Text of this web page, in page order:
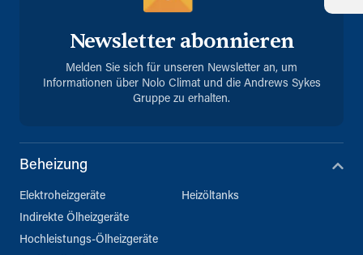
Newsletter abonnieren
Melden Sie sich für unseren Newsletter an, um
Informationen über Nolo Climat und die Andrews Sykes
Gruppe zu erhalten.
Beheizung
Elektroheizgeräte
Indirekte Ölheizgeräte
Hochleistungs-Ölheizgeräte
Heizöltanks